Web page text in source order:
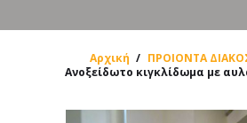
Αρχική / ΠΡΟΙΟΝΤΑ
Ανοξείδωτο κιγκλίδωμα με